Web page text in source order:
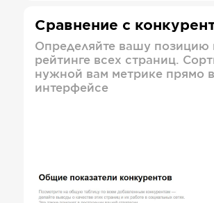
Сравнение с
Определяйте вашу позицию
рейтинге всех страниц.
нужной вам метрике прямо в
интерфейсе